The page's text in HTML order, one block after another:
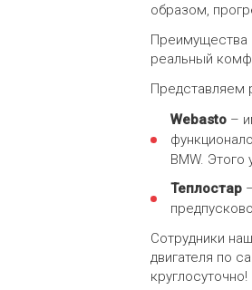
образом,
Преимущества
реальный
Представляем
Webasto –
BMW.
Теплостар
Сотрудники
двигателя по
круглосуточно!